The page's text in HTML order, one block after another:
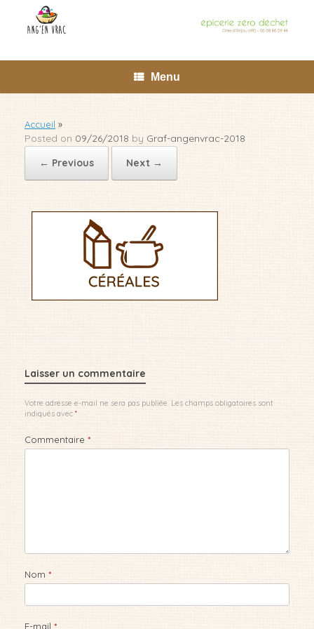
content
Menu
Accueil »
Posted on 09/26/2018 by Graf-angenvrac-2018
← Previous
Next →
Laisser un commentaire
Votre adresse e-mail ne sera pas publiée. Les champs obligatoires sont
indiqués avec *
Commentaire *
Nom *
E-mail *